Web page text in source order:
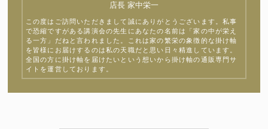
店長 家中栄一
この度はご訪問いただきまして誠にありがとうございます。私事
で恐縮ですがある講演会の先生にあなたの名前は「家の中が栄え
る一方」だねと言われました。これは家の繁栄の象徴的な掛け軸
を皆様にお届けするのは私の天職だと思い日々精進しています。
全国の方に掛け軸を届けたいという想いから掛け軸の通販専門サ
イトを運営しております。